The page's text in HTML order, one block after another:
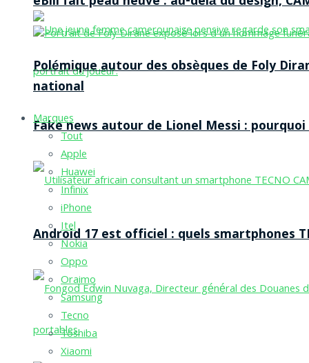
Fake news autour de Lionel Messi :
Android 17 est officiel : quels smartphones
Polémique autour des obsèques de Foly
national
Marques
Tout
Apple
Huawei
Infinix
iPhone
Itel
Nokia
Oppo
Oraimo
Samsung
Tecno
Toshiba
Xiaomi